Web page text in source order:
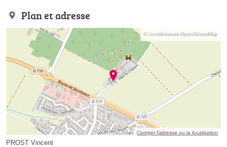
Plan et adresse
© contributeurs OpenStreetMap
Corriger l’adresse ou la localisation
PROST Vincent